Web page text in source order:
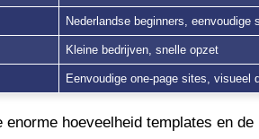
Nederlandse beginners, eenvoudige
Kleine bedrijven, snelle opzet
Eenvoudige one-page sites, visueel
enorme hoeveelheid templates en